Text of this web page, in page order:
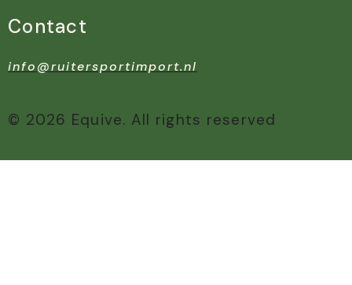
Contact
info@ruitersportimport.nl
© 2026 Equive. All rights reserved